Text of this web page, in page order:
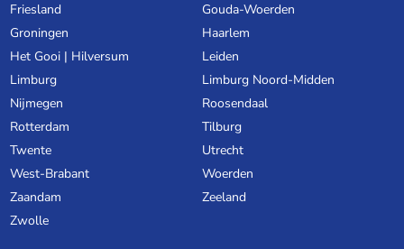
Friesland
Gouda-Woerden
Groningen
Haarlem
Het Gooi | Hilversum
Leiden
Limburg
Limburg Noord-Midden
Nijmegen
Roosendaal
Rotterdam
Tilburg
Twente
Utrecht
West-Brabant
Woerden
Zaandam
Zeeland
Zwolle